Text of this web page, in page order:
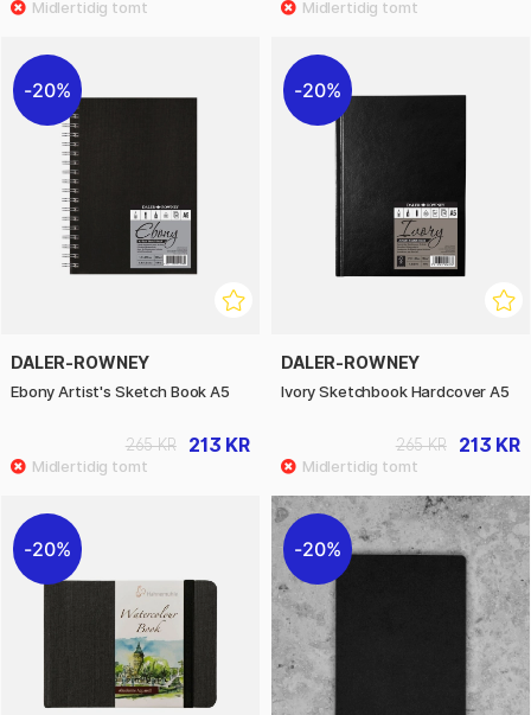
20%
DALER-ROWNEY
Ebony Artist's Sketch Book A5
213 KR
265 KR
20%
DALER-ROWNEY
Ivory Sketchbook Hardcover A5
213 KR
265 KR
20% 20%